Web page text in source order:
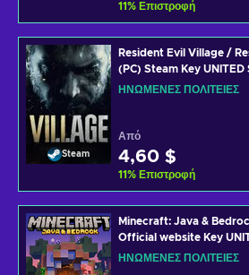
11% Επιστροφή
Steam
Resident Evil Village /
(PC) Steam Key UNITED
ΗΝΩΜΈΝΕΣ ΠΟΛΙΤΕΊΕΣ
Από
4,60 $
11% Επιστροφή
Minecraft: Java &
Official website Key
ΗΝΩΜΈΝΕΣ ΠΟΛΙΤΕΊΕΣ